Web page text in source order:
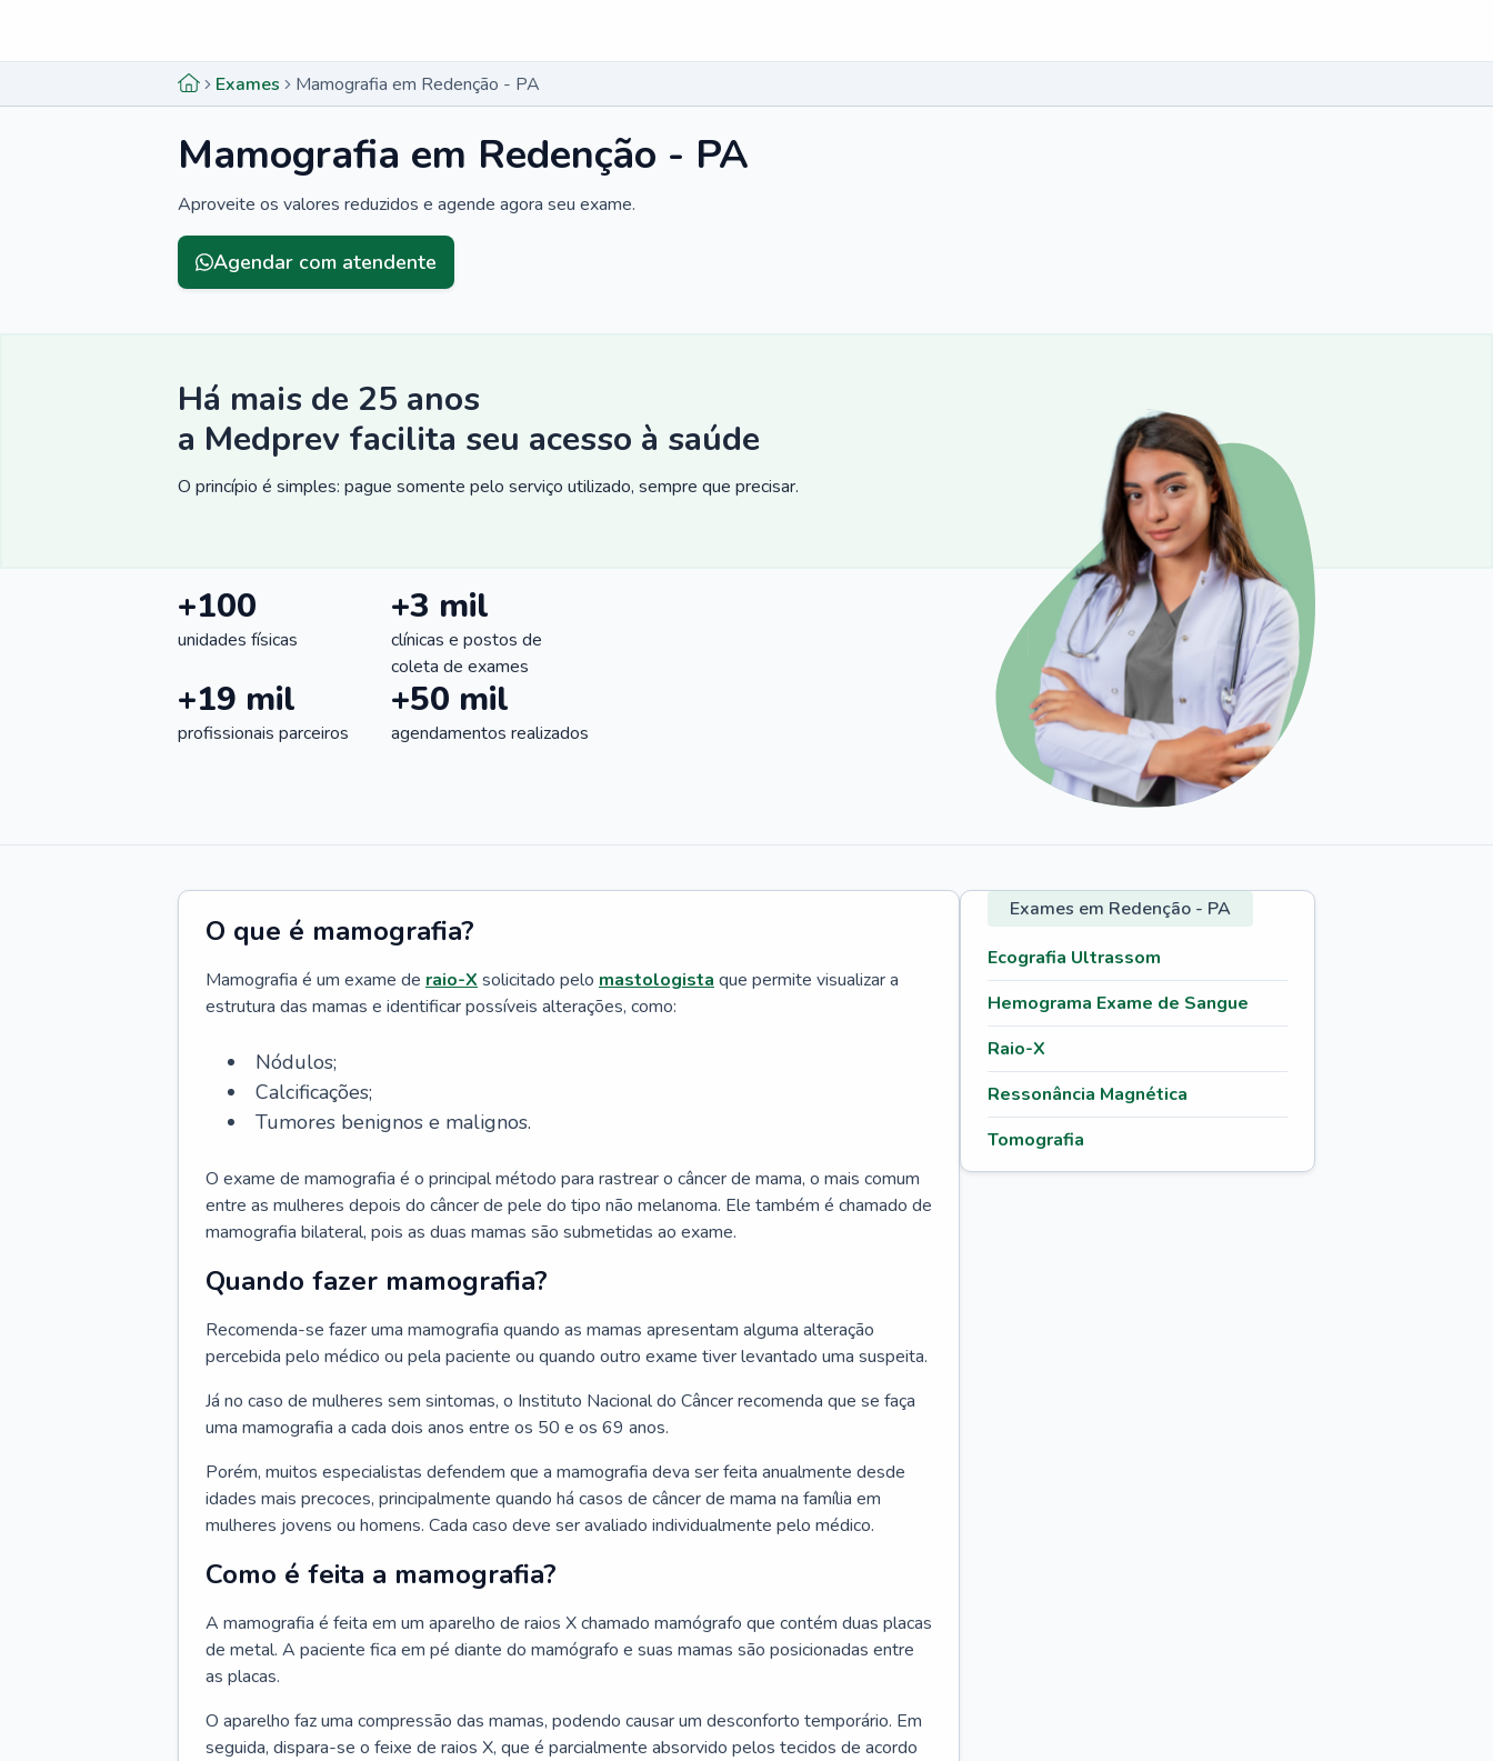
Exames Mamografia em Redenção - PA
Mamografia em Redenção - PA
Aproveite os valores reduzidos e agende agora seu exame.
Agendar com atendente
Há mais de 25 anos
a Medprev facilita seu acesso à saúde
O princípio é simples: pague somente pelo serviço utilizado, sempre que precisar.
+100
unidades físicas
+3 mil
clínicas e postos de
coleta de exames
+19 mil
profissionais parceiros
+50 mil
agendamentos realizados
O que é mamografia?
Mamografia é um exame de raio-X solicitado pelo mastologista que permite visualizar a
estrutura das mamas e identificar possíveis alterações, como:
Nódulos;
Calcificações;
Tumores benignos e malignos.
O exame de mamografia é o principal método para rastrear o câncer de mama, o mais comum
entre as mulheres depois do câncer de pele do tipo não melanoma. Ele também é chamado de
mamografia bilateral, pois as duas mamas são submetidas ao exame.
Quando fazer mamografia?
Recomenda-se fazer uma mamografia quando as mamas apresentam alguma alteração
percebida pelo médico ou pela paciente ou quando outro exame tiver levantado uma suspeita.
Já no caso de mulheres sem sintomas, o Instituto Nacional do Câncer recomenda que se faça
uma mamografia a cada dois anos entre os 50 e os 69 anos.
Porém, muitos especialistas defendem que a mamografia deva ser feita anualmente desde
idades mais precoces, principalmente quando há casos de câncer de mama na família em
mulheres jovens ou homens. Cada caso deve ser avaliado individualmente pelo médico.
Como é feita a mamografia?
A mamografia é feita em um aparelho de raios X chamado mamógrafo que contém duas placas
de metal. A paciente fica em pé diante do mamógrafo e suas mamas são posicionadas entre
as placas.
O aparelho faz uma compressão das mamas, podendo causar um desconforto temporário. Em
seguida, dispara-se o feixe de raios X, que é parcialmente absorvido pelos tecidos de acordo
Exames em Redenção - PA
Ecografia Ultrassom
Hemograma Exame de Sangue
Raio-X
Ressonância Magnética
Tomografia